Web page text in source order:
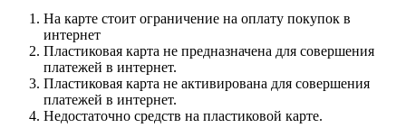
На карте стоит ограничение на оплату покупок в
интернет
Пластиковая карта не предназначена для совершения
платежей в интернет.
Пластиковая карта не активирована для совершения
платежей в интернет.
Недостаточно средств на пластиковой карте.